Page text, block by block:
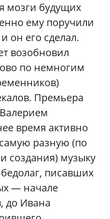
мозги будущих
ему поручили
он его сделал.
возобновил
по немногим
Премьера
время активно
разную (по
создания) музыку
писавших
— начале
до Ивана